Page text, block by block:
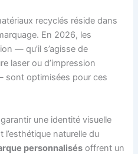
recyclés réside dans
En 2026, les
— qu’il s’agisse de
laser ou d’impression
sont optimisées pour ces
une identité visuelle
naturelle du
personnalisés offrent un